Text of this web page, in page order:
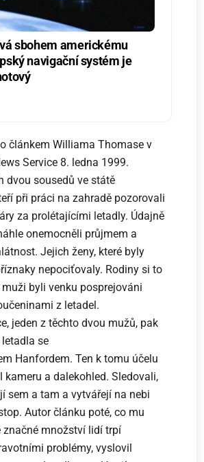
sbohem americkému
navigační systém je
článkem Williama Thomase v
Service 8. ledna 1999.
dvou sousedů ve státě
při práci na zahradě pozorovali
za prolétajícími letadly. Údajně
onemocněli průjmem a
Jejich ženy, které byly
nepociťovaly. Rodiny si to
byli venku posprejováni
z letadel.
jeden z těchto dvou mužů, pak
se
Hanfordem. Ten k tomu účelu
kameru a dalekohled. Sledovali,
sem a tam a vytvářejí na nebi
Autor článku poté, co mu
značné množství lidí trpí
problémy, vyslovil